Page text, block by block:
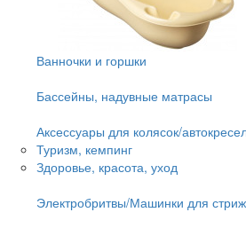
Ванночки и горшки
Бассейны, надувные матрасы
Аксессуары для колясок/
Туризм, кемпинг
Здоровье, красота, уход
Электробритвы/Машинки для